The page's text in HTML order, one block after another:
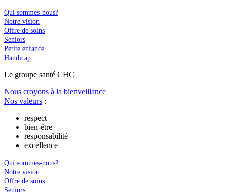
Qui sommes-nous?
Notre vision
Offre de soins
Seniors
Petite enfance
Handicap
Le groupe santé CHC
Nous croyons à la bienveillance
Nos valeurs :
respect
bien-être
responsabilité
excellence
Qui sommes-nous?
Notre vision
Offre de soins
Seniors